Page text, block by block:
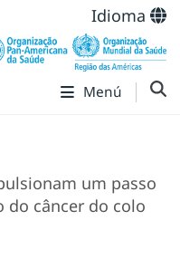
Idioma
Menú
um passo
câncer do colo